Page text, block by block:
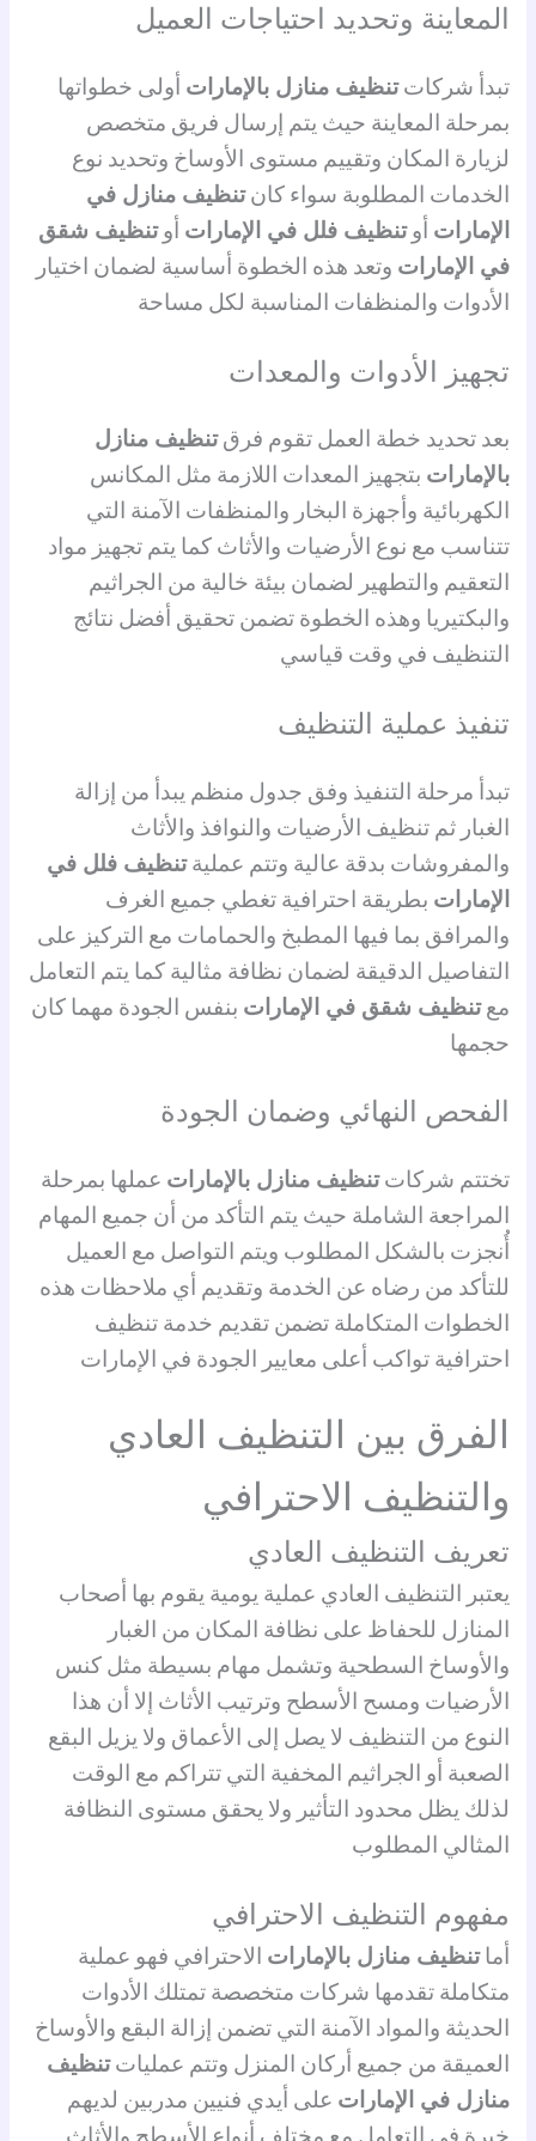
المعاينة وتحديد احتياجات العميل
تبدأ شركاتتنظيف منازل بالإمارات أولى خطواتها
بمرحلة المعاينة حيث يتم إرسال فريق متخصص
لزيارة المكان وتقييم مستوى الأوساخ وتحديد نوع
الخدمات المطلوبة سواء كانتنظيف منازل في
الإمارات أوتنظيف فلل في الإمارات أوتنظيف شقق
في الإمارات وتعد هذه الخطوة أساسية لضمان اختيار
الأدوات والمنظفات المناسبة لكل مساحة
تجهيز الأدوات والمعدات
بعد تحديد خطة العمل تقوم فرقتنظيف منازل
بالإمارات بتجهيز المعدات اللازمة مثل المكانس
الكهربائية وأجهزة البخار والمنظفات الآمنة التي
تتناسب مع نوع الأرضيات والأثاث كما يتم تجهيز مواد
التعقيم والتطهير لضمان بيئة خالية من الجراثيم
والبكتيريا وهذه الخطوة تضمن تحقيق أفضل نتائج
التنظيف في وقت قياسي
تنفيذ عملية التنظيف
تبدأ مرحلة التنفيذ وفق جدول منظم يبدأ من إزالة
الغبار ثم تنظيف الأرضيات والنوافذ والأثاث
والمفروشات بدقة عالية وتتم عمليةتنظيف فلل في
الإمارات بطريقة احترافية تغطي جميع الغرف
والمرافق بما فيها المطبخ والحمامات مع التركيز على
التفاصيل الدقيقة لضمان نظافة مثالية كما يتم التعامل
معتنظيف شقق في الإمارات بنفس الجودة مهما كان
حجمها
الفحص النهائي وضمان الجودة
تختتم شركاتتنظيف منازل بالإمارات عملها بمرحلة
المراجعة الشاملة حيث يتم التأكد من أن جميع المهام
أُنجزت بالشكل المطلوب ويتم التواصل مع العميل
للتأكد من رضاه عن الخدمة وتقديم أي ملاحظات هذه
الخطوات المتكاملة تضمن تقديم خدمة تنظيف
احترافية تواكب أعلى معايير الجودة في الإمارات
الفرق بين التنظيف العادي
والتنظيف الاحترافي
تعريف التنظيف العادي
يعتبر التنظيف العادي عملية يومية يقوم بها أصحاب
المنازل للحفاظ على نظافة المكان من الغبار
والأوساخ السطحية وتشمل مهام بسيطة مثل كنس
الأرضيات ومسح الأسطح وترتيب الأثاث إلا أن هذا
النوع من التنظيف لا يصل إلى الأعماق ولا يزيل البقع
الصعبة أو الجراثيم المخفية التي تتراكم مع الوقت
لذلك يظل محدود التأثير ولا يحقق مستوى النظافة
المثالي المطلوب
مفهوم التنظيف الاحترافي
أماتنظيف منازل بالإمارات الاحترافي فهو عملية
متكاملة تقدمها شركات متخصصة تمتلك الأدوات
الحديثة والمواد الآمنة التي تضمن إزالة البقع والأوساخ
العميقة من جميع أركان المنزل وتتم عملياتتنظيف
منازل في الإمارات على أيدي فنيين مدربين لديهم
خبرة في التعامل مع مختلف أنواع الأسطح والأثاث